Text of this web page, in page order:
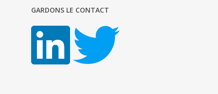
GARDONS LE CONTACT